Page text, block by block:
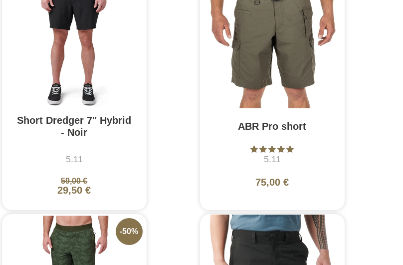
Short Dredger 7" Hybrid
- Noir
5.11
59,00 €
29,50 €
ABR Pro short
5.11
75,00 €
-50%